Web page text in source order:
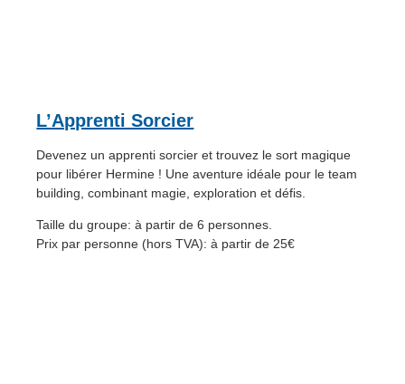
L’Apprenti Sorcier
Devenez un apprenti sorcier et trouvez le sort magique
pour libérer Hermine ! Une aventure idéale pour le team
building, combinant magie, exploration et défis.
Taille du groupe: à partir de 6 personnes.
Prix par personne (hors TVA): à partir de 25€